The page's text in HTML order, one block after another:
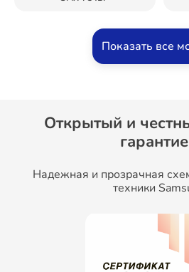
Показать все
Открытый и
Надежная и прозрачная
техники